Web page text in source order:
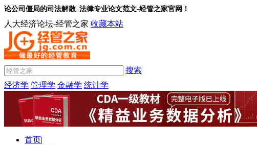
论公司僵局的司法解散_法律专业论文范文-经管之家官网！
人大经济论坛-经管之家 收藏本站
搜索
经济学 管理学 金融学 统计学
首页|